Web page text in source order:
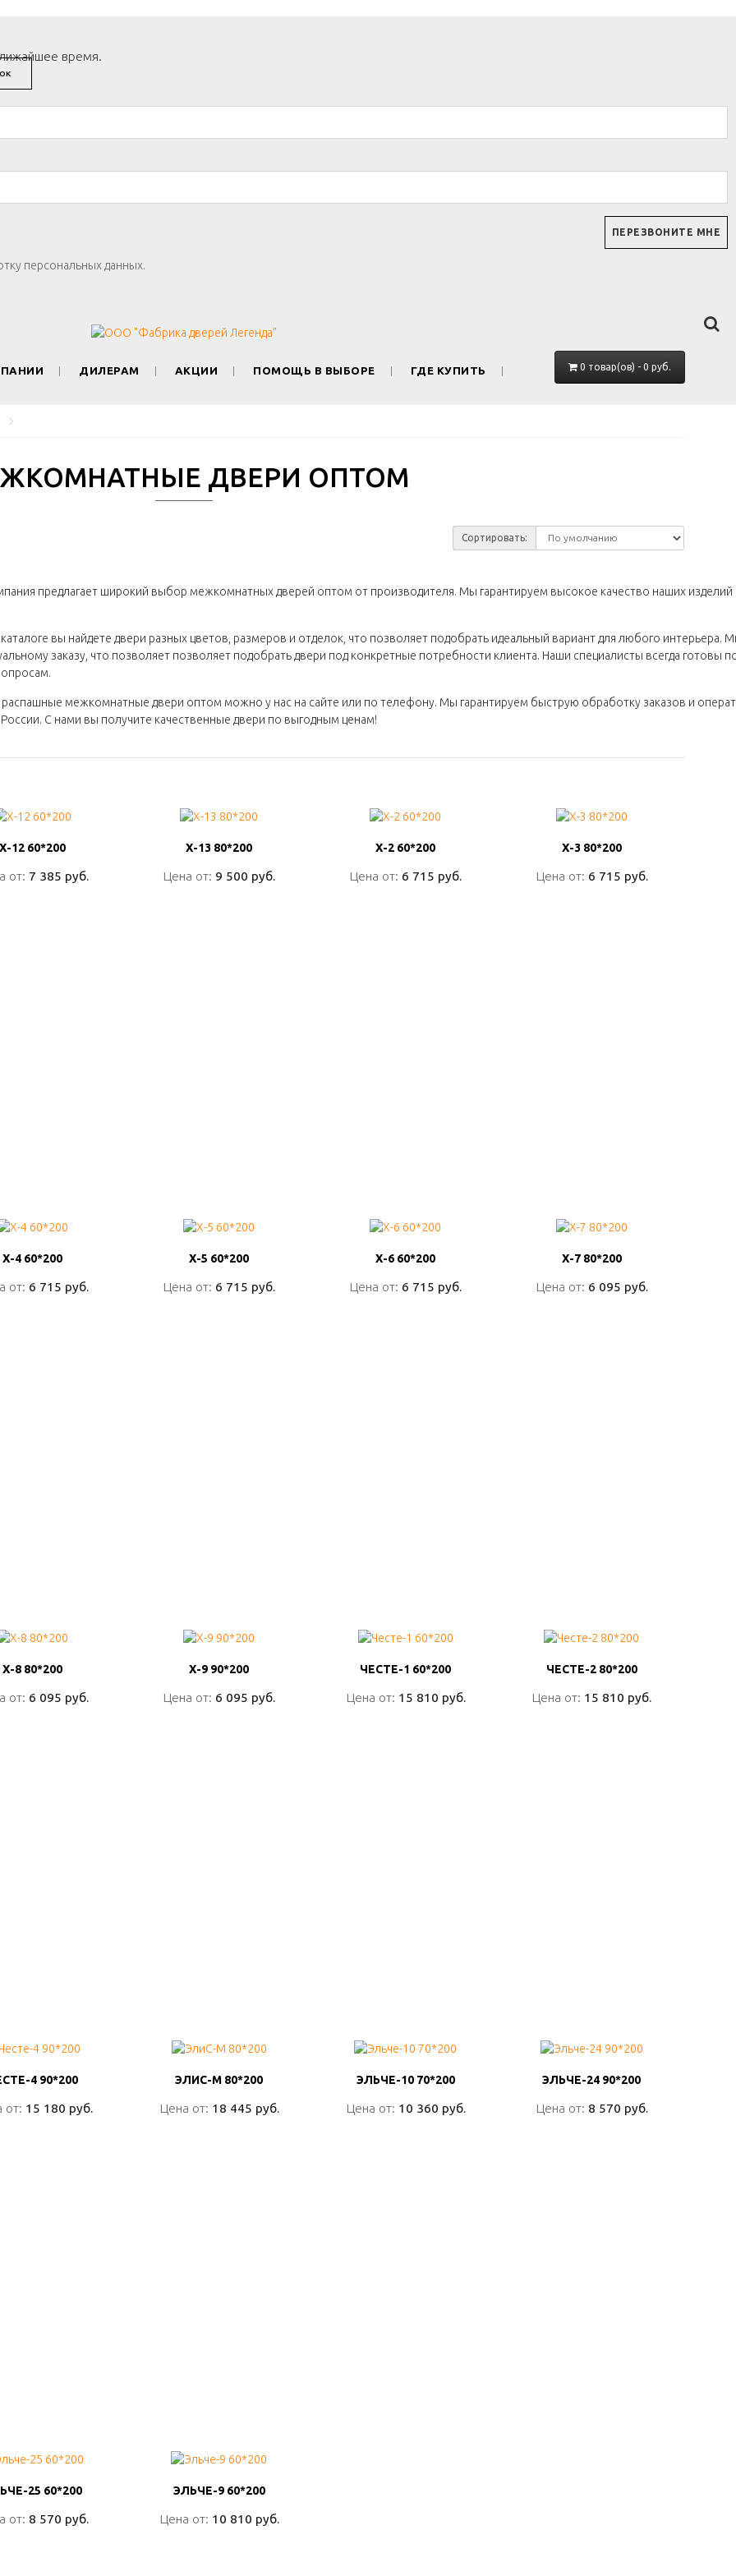
время.
персональных данных.
ДИЛЕРАМ АКЦИИ ПОМОЩЬ В ВЫБОРЕ ГДЕ КУПИТЬ 0 товар(ов) - 0 руб.
ДВЕРИ ОПТОМ
Сортировать:
предлагает широкий выбор межкомнатных дверей оптом от производителя. Мы гарантируем высокое качество наших
вы найдете двери разных цветов, размеров и отделок, что позволяет подобрать идеальный вариант для любого интерьера.
заказу, что позволяет позволяет подобрать двери под конкретные потребности клиента. Наши специалисты всегда готовы
распашные межкомнатные двери оптом можно у нас на сайте или по телефону. Мы гарантируем быструю обработку заказов и
С нами вы получите качественные двери по выгодным ценам!
Х-12 60*200
от: 7 385 руб.
Х-12 60*200
от: 7 385 руб.
Х-13 80*200
Цена от: 9 500 руб.
Х-13 80*200
Цена от: 9 500 руб.
Х-2 60*200
Цена от: 6 715 руб.
Х-2 60*200
Цена от: 6 715 руб.
Х-3 80*200
Цена от: 6 715 руб.
Х-3 80*200
Цена от: 6 715 руб.
Х-4 60*200
от: 6 715 руб.
Х-4 60*200
от: 6 715 руб.
Х-5 60*200
Цена от: 6 715 руб.
Х-5 60*200
Цена от: 6 715 руб.
Х-6 60*200
Цена от: 6 715 руб.
Х-6 60*200
Цена от: 6 715 руб.
Х-7 80*200
Цена от: 6 095 руб.
Х-7 80*200
Цена от: 6 095 руб.
Х-8 80*200
от: 6 095 руб.
Х-8 80*200
от: 6 095 руб.
Х-9 90*200
Цена от: 6 095 руб.
Х-9 90*200
Цена от: 6 095 руб.
ЧЕСТЕ-1 60*200
Цена от: 15 810 руб.
ЧЕСТЕ-1 60*200
Цена от: 15 810 руб.
ЧЕСТЕ-2 80*200
Цена от: 15 810 руб.
ЧЕСТЕ-2 80*200
Цена от: 15 810 руб.
4 90*200
от: 15 180 руб.
4 90*200
от: 15 180 руб.
ЭЛИС-М 80*200
Цена от: 18 445 руб.
ЭЛИС-М 80*200
Цена от: 18 445 руб.
ЭЛЬЧЕ-10 70*200
Цена от: 10 360 руб.
ЭЛЬЧЕ-10 70*200
Цена от: 10 360 руб.
ЭЛЬЧЕ-24 90*200
Цена от: 8 570 руб.
ЭЛЬЧЕ-24 90*200
Цена от: 8 570 руб.
25 60*200
от: 8 570 руб.
25 60*200
от: 8 570 руб.
ЭЛЬЧЕ-9 60*200
Цена от: 10 810 руб.
ЭЛЬЧЕ-9 60*200
Цена от: 10 810 руб.